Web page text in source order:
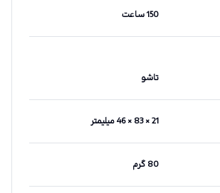
150 ساعت
تاشو
21 × 83 × 46 میلیمتر
80 گرم